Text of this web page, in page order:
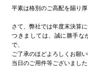
平素は格別のご高配を賜り厚
さて、弊社では年度末決算
つきましては、誠に勝手な
で、
ご了承のほどよろしくお願い
当日のご用件等ございまし